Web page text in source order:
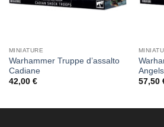
MINIATURE
Warhammer Truppe d’assalto
Cadiane
42,00 €
57,50